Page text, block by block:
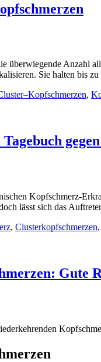
überwiegende Anzahl
Sie halten bis
,
Kopfschmerz-
lässt sich das
, Clusterkopfschmerzen,
Gute